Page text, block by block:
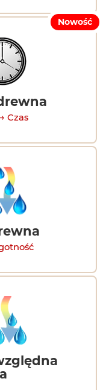
Nowość
Czas